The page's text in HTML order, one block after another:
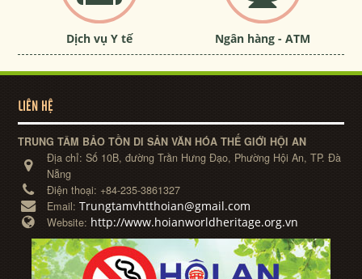
Dịch vụ Y tế Ngân hàng - ATM
LIÊN HỆ
TRUNG TÂM BẢO TỒN DI SẢN VĂN HÓA THẾ GIỚI HỘI AN
Địa chỉ:Số 10B, đường Trần Hưng Đạo, Phường Hội An, TP. Đà
Nẵng
Điện thoại: +84-235-3861327
Email:Trungtamvhtthoian@gmail.com
Website: http://www.hoianworldheritage.org.vn